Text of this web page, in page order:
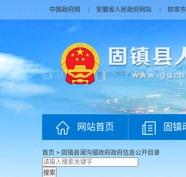
中国政府网 安徽省人民政府网站 蚌埠
网站首页 固镇
首页 > 固镇县湖沟镇政府政府信息公开目录